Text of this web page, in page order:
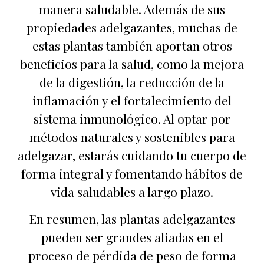
manera saludable. Además de sus
propiedades adelgazantes, muchas de
estas plantas también aportan otros
beneficios para la salud, como la mejora
de la digestión, la reducción de la
inflamación y el fortalecimiento del
sistema inmunológico. Al optar por
métodos naturales y sostenibles para
adelgazar, estarás cuidando tu cuerpo de
forma integral y fomentando hábitos de
vida saludables a largo plazo.
En resumen, las plantas adelgazantes
pueden ser grandes aliadas en el
proceso de pérdida de peso de forma